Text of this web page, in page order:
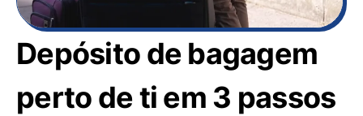
Depósito de bagagem
perto de ti em 3 passos